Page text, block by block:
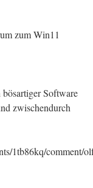
zum Win11
Software
zwischendurch
1tb86kq/comment/